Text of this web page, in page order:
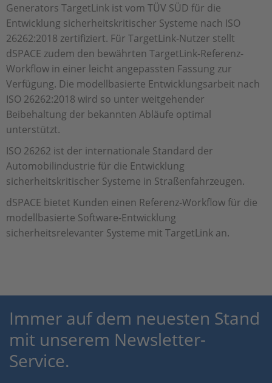
Generators TargetLink ist vom TÜV SÜD für die
Entwicklung sicherheitskritischer Systeme nach ISO
26262:2018 zertifiziert. Für TargetLink-Nutzer stellt
dSPACE zudem den bewährten TargetLink-Referenz-
Workflow in einer leicht angepassten Fassung zur
Verfügung. Die modellbasierte Entwicklungsarbeit nach
ISO 26262:2018 wird so unter weitgehender
Beibehaltung der bekannten Abläufe optimal
unterstützt.
ISO 26262 ist der internationale Standard der
Automobilindustrie für die Entwicklung
sicherheitskritischer Systeme in Straßenfahrzeugen.
dSPACE bietet Kunden einen Referenz-Workflow für die
modellbasierte Software-Entwicklung
sicherheitsrelevanter Systeme mit TargetLink an.
Immer auf dem neuesten Stand
mit unserem Newsletter-
Service.